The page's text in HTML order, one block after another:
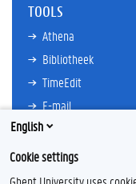
TOOLS
Athena
Bibliotheek
TimeEdit
E-mail
Ufora
Oasis
Research Explorer
English
Cookie settings